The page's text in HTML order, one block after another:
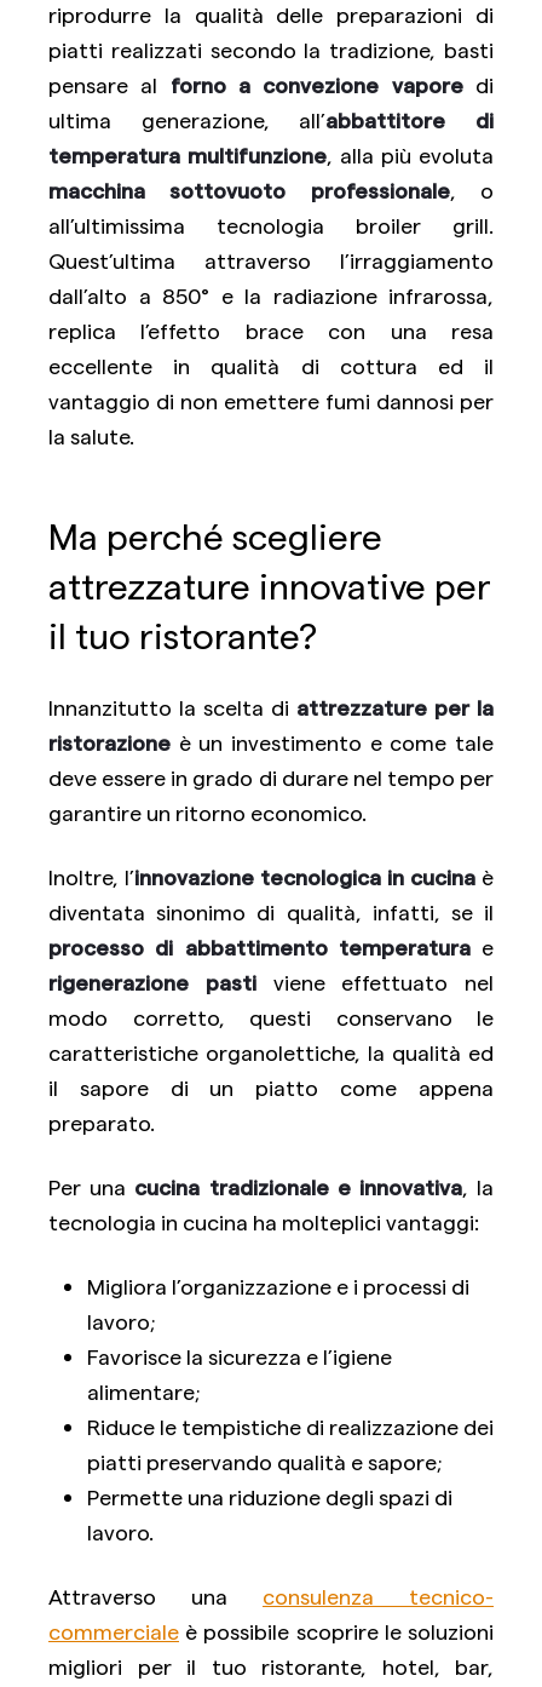
riprodurre la qualità delle preparazioni di
piatti realizzati secondo la tradizione, basti
pensare al forno a convezione vaporedi
ultima generazione, all’abbattitore di
temperatura multifunzione , alla più evoluta
macchina sottovuoto professionale, o
all’ultimissima tecnologia broiler grill.
Quest’ultima attraverso l’irraggiamento
dall’alto a 850° e la radiazione infrarossa,
replica l’effetto brace con una resa
eccellente in qualità di cottura ed il
vantaggio di non emettere fumi dannosi per
la salute.
Ma perché scegliere
attrezzature innovative per
il tuo ristorante?
Innanzitutto la scelta di attrezzature per la
ristorazione è un investimento e come tale
deve essere in grado di durare nel tempo per
garantire un ritorno economico.
Inoltre, l’innovazione tecnologica in cucina è
diventata sinonimo di qualità, infatti, se il
processo di abbattimento temperaturae
rigenerazione pastiviene effettuato nel
modo corretto, questi conservano le
caratteristiche organolettiche, la qualità ed
il sapore di un piatto come appena
preparato.
Per una cucina tradizionale e innovativa, la
tecnologia in cucina ha molteplici vantaggi:
Migliora l’organizzazione e i processi di
lavoro;
Favorisce la sicurezza e l’igiene
alimentare;
Riduce le tempistiche di realizzazione dei
piatti preservando qualità e sapore;
Permette una riduzione degli spazi di
lavoro.
Attraverso una consulenza tecnico-
commerciale è possibile scoprire le soluzioni
migliori per il tuo ristorante, hotel, bar,